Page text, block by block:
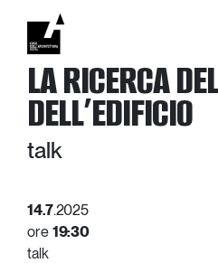
contenutoLA RICERCA
DELL’EDIFICIO
talk
14.7.2025
ore 19:30
talk